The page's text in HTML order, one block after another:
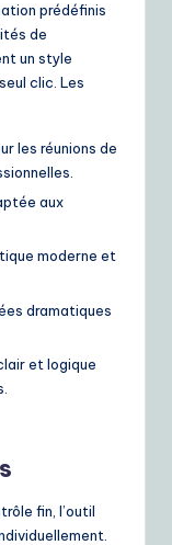
prédéfinis
de
un style
clic. Les
les réunions de
aux
moderne et
dramatiques
et logique
fin, l’outil